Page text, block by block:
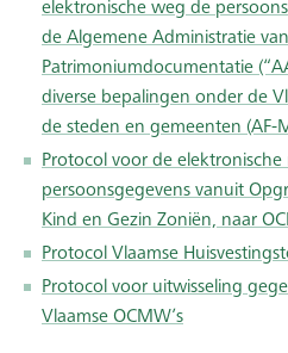
elektronische weg de
de Algemene Administratie
Patrimoniumdocumentatie
diverse bepalingen onder de
de steden en gemeenten (AF-
Protocol voor de
persoonsgegevens vanuit
Kind en Gezin Zoniën, naar
Protocol Vlaamse
Protocol voor uitwisseling
Vlaamse OCMW’s